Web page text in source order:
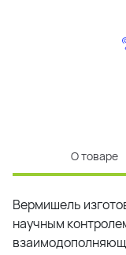
О товаре
Вермишель
научным